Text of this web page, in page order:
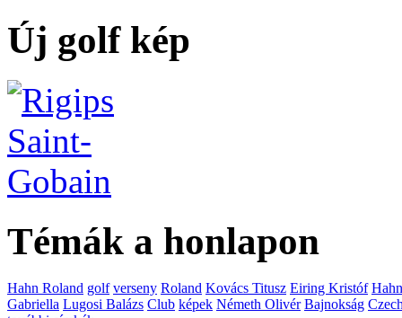
Új golf kép
Témák a honlapon
Hahn Roland golf verseny Roland Kovács Titusz Eiring Kristóf Hahn
Gabriella Lugosi Balázs Club képek Németh Olivér Bajnokság